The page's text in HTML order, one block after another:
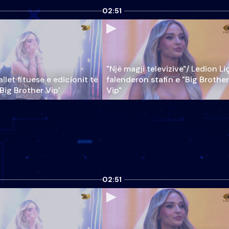
fituese e edicionit të
Brother Vip’
02:51
"Një magji televizive"/ Ledion
falenderon stafin e "Big Brother
Vip"
02:51